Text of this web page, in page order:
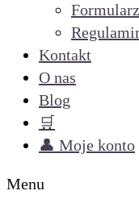
Kontakt
O nas
Blog
🛒
👤 Moje konto
Menu